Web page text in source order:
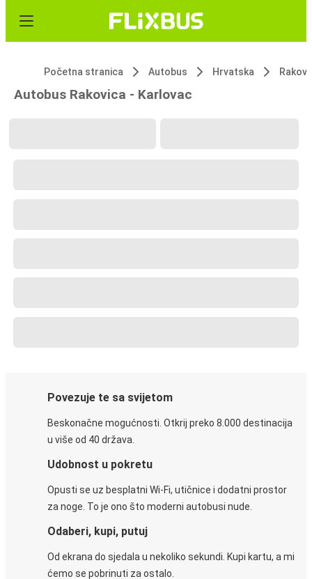
Početna stranica Autobus Hrvatska
Autobus Rakovica - Karlovac
Povezuje te sa svijetom
Beskonačne mogućnosti. Otkrij preko 8.000 destinacija
u više od 40 država.
Udobnost u pokretu
Opusti se uz besplatni Wi-Fi, utičnice i dodatni prostor
za noge. To je ono što moderni autobusi nude.
Odaberi, kupi, putuj
Od ekrana do sjedala u nekoliko sekundi. Kupi kartu, a mi
ćemo se pobrinuti za ostalo.